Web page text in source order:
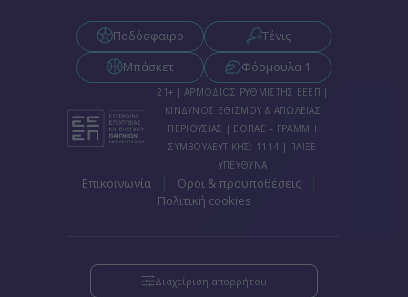
Ποδόσφαιρο
Τένις
Μπάσκετ
Φόρμουλα 1
21+ | ΑΡΜΟΔΙΟΣ ΡΥΘΜΙΣΤΗΣ ΕΕΕΠ |
ΚΙΝΔΥΝΟΣ ΕΘΙΣΜΟΥ & ΑΠΩΛΕΙΑΣ
ΠΕΡΙΟΥΣΙΑΣ | ΕΟΠΑΕ – ΓΡΑΜΜΗ
ΣΥΜΒΟΥΛΕΥΤΙΚΗΣ: 1114 | ΠΑΙΞΕ
ΥΠΕΥΘΥΝΑ
Επικοινωνία Όροι & προυποθέσεις
Πολιτική cookies
Διαχείριση απορρήτου